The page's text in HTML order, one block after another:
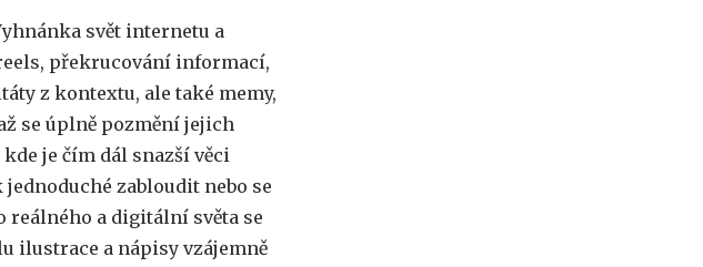
svět internetu a
překrucování informací,
z kontextu, ale také memy,
se úplně pozmění jejich
je čím dál snazší věci
zabloudit nebo se
reálného a digitální světa se
ilustrace a nápisy vzájemně